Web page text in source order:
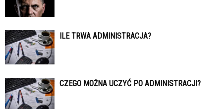
ILE TRWA ADMINISTRACJA?
CZEGO MOŻNA UCZYĆ PO ADMINISTRACJI?